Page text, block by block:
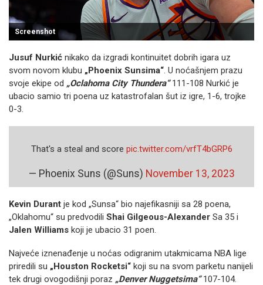
Screenshot
Jusuf Nurkić nikako da izgradi kontinuitet dobrih igara uz
svom novom klubu „Phoenix Sunsima“. U noćašnjem prazu
svoje ekipe od „Oclahoma City Thundera“111-108 Nurkić je
ubacio samio tri poena uz katastrofalan šut iz igre, 1-6, trojke
0-3.
That's a steal and score pic.twitter.com/vrfT4bGRP6
— Phoenix Suns (@Suns) November 13, 2023
Kevin Durant je kod „Sunsa“ bio najefikasniji sa 28 poena,
„Oklahomu“ su predvodili Shai Gilgeous-Alexander Sa 35 i
Jalen Williams koji je ubacio 31 poen.
Najveće iznenađenje u noćas odigranim utakmicama NBA lige
priredili su „Houston Rocketsi“ koji su na svom parketu nanijeli
tek drugi ovogodišnji poraz „Denver Nuggetsima“107-104.